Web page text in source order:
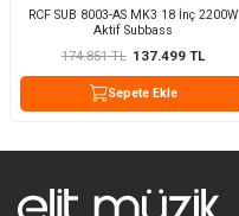
RCF SUB 8003-AS MK3 18 İnç 2200W
Aktif Subbass
174.851TL 137.499TL
Sepete Ekle